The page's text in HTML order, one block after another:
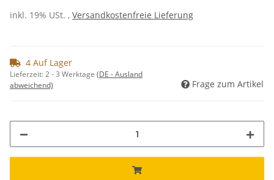
inkl. 19% USt. , Versandkostenfreie Lieferung
4 Auf Lager
Lieferzeit:2 - 3 Werktage (DE - Ausland
abweichend)
Frage zum Artikel